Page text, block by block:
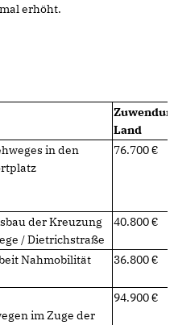
erhöht.
Land
in den
76.700
der Kreuzung
/ Dietrichstraße
40.800
Nahmobilität
36.800
im Zuge der
94.900